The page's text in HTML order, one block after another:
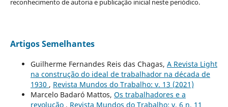
Artigos Semelhantes
Guilherme Fernandes Reis das Chagas, A Revista Light
na construção do ideal de trabalhador na década de
1930 , Revista Mundos do Trabalho: v. 13 (2021)
Marcelo Badaró Mattos, Os trabalhadores e a
revolução , Revista Mundos do Trabalho: v. 6 n. 11